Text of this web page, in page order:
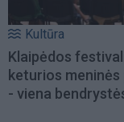
Kultūra
Klaipėdos
keturios
- viena